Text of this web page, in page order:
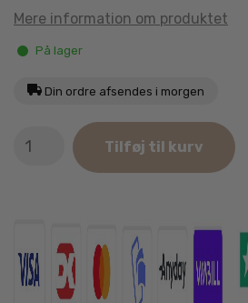
Mere information om produktet
På lager
Din ordre afsendes i morgen
Drikkefountaine
Tilføj til kurv